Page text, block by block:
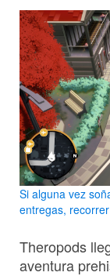
Si alguna vez
entregas,
Theropods
aventura